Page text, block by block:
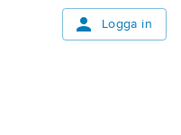
Logga in